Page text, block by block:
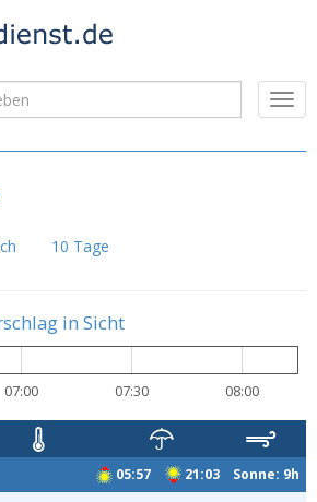
10 Tage
in Sicht
07:00 07:30 08:00
05:57 21:03 Sonne: 9h